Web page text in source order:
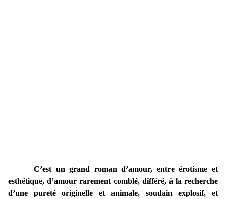
C’est un grand roman d’amour, entre érotisme et
esthétique, d’amour rarement comblé, différé, à la recherche
d’une pureté originelle et animale, soudain explosif, et